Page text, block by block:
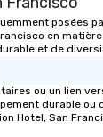
posées
en
et de
ou un lien
durable ou
Hotel, San